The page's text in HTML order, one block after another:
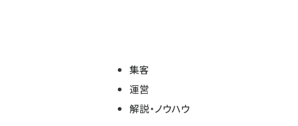
集客
運営
解説・ノウハウ